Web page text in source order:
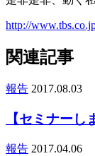
http://
関連記事
報告 2017.08.03
【セミナー
報告 2017.04.06